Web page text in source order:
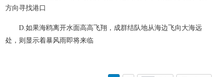
方向寻找港口
D.如果海鸥离开水面高高飞翔，成群结队地从海边飞向大海远
处，则显示着暴风雨即将来临